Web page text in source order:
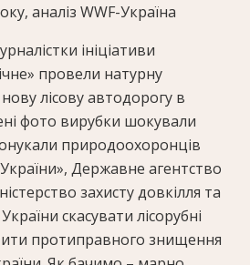
аналіз WWF-Україна
ініціативи
провели натурну
лісову автодорогу в
фото вирубки шокували
природоохоронців
Державне агентство
захисту довкілля та
скасувати лісорубні
протиправного знищення